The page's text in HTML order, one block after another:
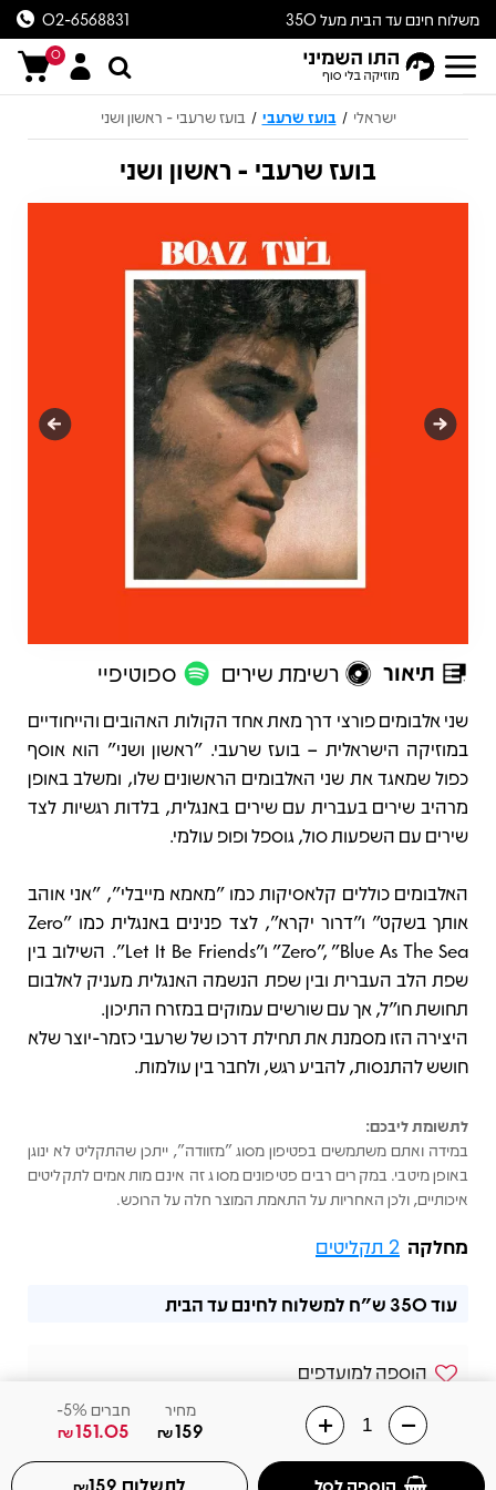
משלוח חינם עד הבית מעל 350
ש״ח
02-6568831
0
ישראלי / בועז שרעבי / בועז שרעבי - ראשון ושני
בועז שרעבי - ראשון ושני
תיאור רשימת שירים ספוטיפיי
תיאור
שני אלבומים פורצי דרך מאת אחד הקולות האהובים והייחודיים
במוזיקה הישראלית – בועז שרעבי. "ראשון ושני" הוא אוסף
כפול שמאגד את שני האלבומים הראשונים שלו, ומשלב באופן
מרהיב שירים בעברית עם שירים באנגלית, בלדות רגשיות לצד
שירים עם השפעות סול, גוספל ופופ עולמי.
האלבומים כוללים קלאסיקות כמו "מאמא מייבלי", "אני אוהב
אותך בשקט" ו"דרור יקרא", לצד פנינים באנגלית כמו "Zero
Zero", "Blue As The Sea" ו"Let It Be Friends". השילוב בין
שפת הלב העברית ובין שפת הנשמה האנגלית מעניק לאלבום
תחושת חו"ל, אך עם שורשים עמוקים במזרח התיכון.
היצירה הזו מסמנת את תחילת דרכו של שרעבי כזמר-יוצר שלא
חושש להתנסות, להביע רגש, ולחבר בין עולמות.
לתשומת ליבכם:
במידה ואתם משתמשים בפטיפון מסוג "מזוודה", ייתכן שהתקליט לא ינוגן
באופן מיטבי. במקרים רבים פטיפונים מסוג זה אינם מותאמים לתקליטים
איכותיים, ולכן האחריות על התאמת המוצר חלה על הרוכש.
מחלקה 2 תקליטים
מחיר
159
₪
חברים 5%-
151.05
₪
הוספה לסל לתשלום 159
₪
עוד350 ש"ח למשלוח לחינם עד הבית
הוספה למועדפים
שלחו הודעה בוואצאפ
02-6568831